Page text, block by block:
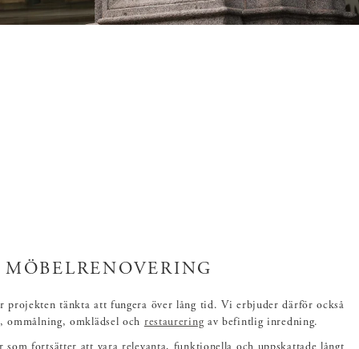
MÖBELRENOVERING
projekten tänkta att fungera över lång tid. Vi erbjuder därför också
, ommålning, omklädsel och restaureringav befintlig inredning.